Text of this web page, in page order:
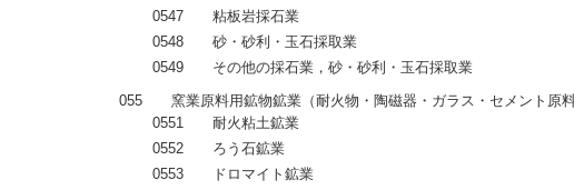
0547 粘板岩採石業
0548 砂・砂利・玉石採取業
0549 その他の採石業，砂・砂利・玉石採取業
055 窯業原料用鉱物鉱業（耐火物・陶磁器・ガラス・セメント原料
0551 耐火粘土鉱業
0552 ろう石鉱業
0553 ドロマイト鉱業